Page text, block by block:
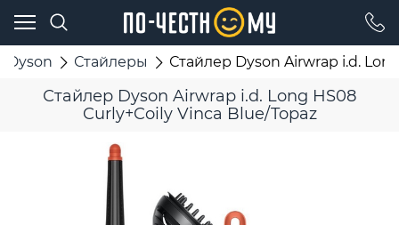
Dyson Стайлеры Стайлер Dyson Airwrap i.d.
Стайлер Dyson Airwrap i.d. Long HS08
Curly+Coily Vinca Blue/Topaz